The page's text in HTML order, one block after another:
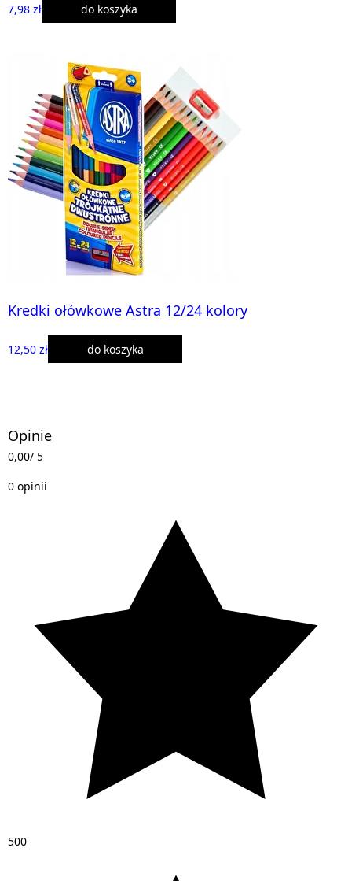
7,98 zł do koszyka
Kredki ołówkowe Astra 12/24 kolory
12,50 zł do koszyka
Opinie
0,00/ 5
0 opinii
500